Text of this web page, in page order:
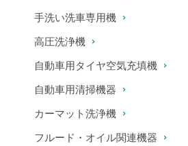
手洗い洗車専用機
高圧洗浄機
自動車用タイヤ空気充填機
自動車用清掃機器
カーマット洗浄機
フルード・オイル関連機器